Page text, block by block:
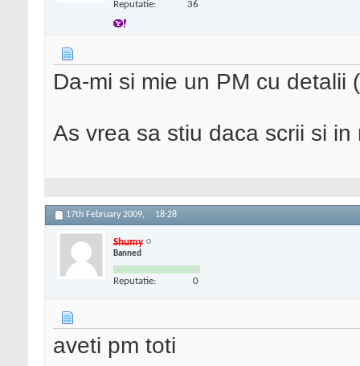
Reputatie: 36
Da-mi si mie un PM cu detalii
As vrea sa stiu daca scrii si
17th February 2009, 18:28
Shumy
Banned
Reputatie: 0
aveti pm toti